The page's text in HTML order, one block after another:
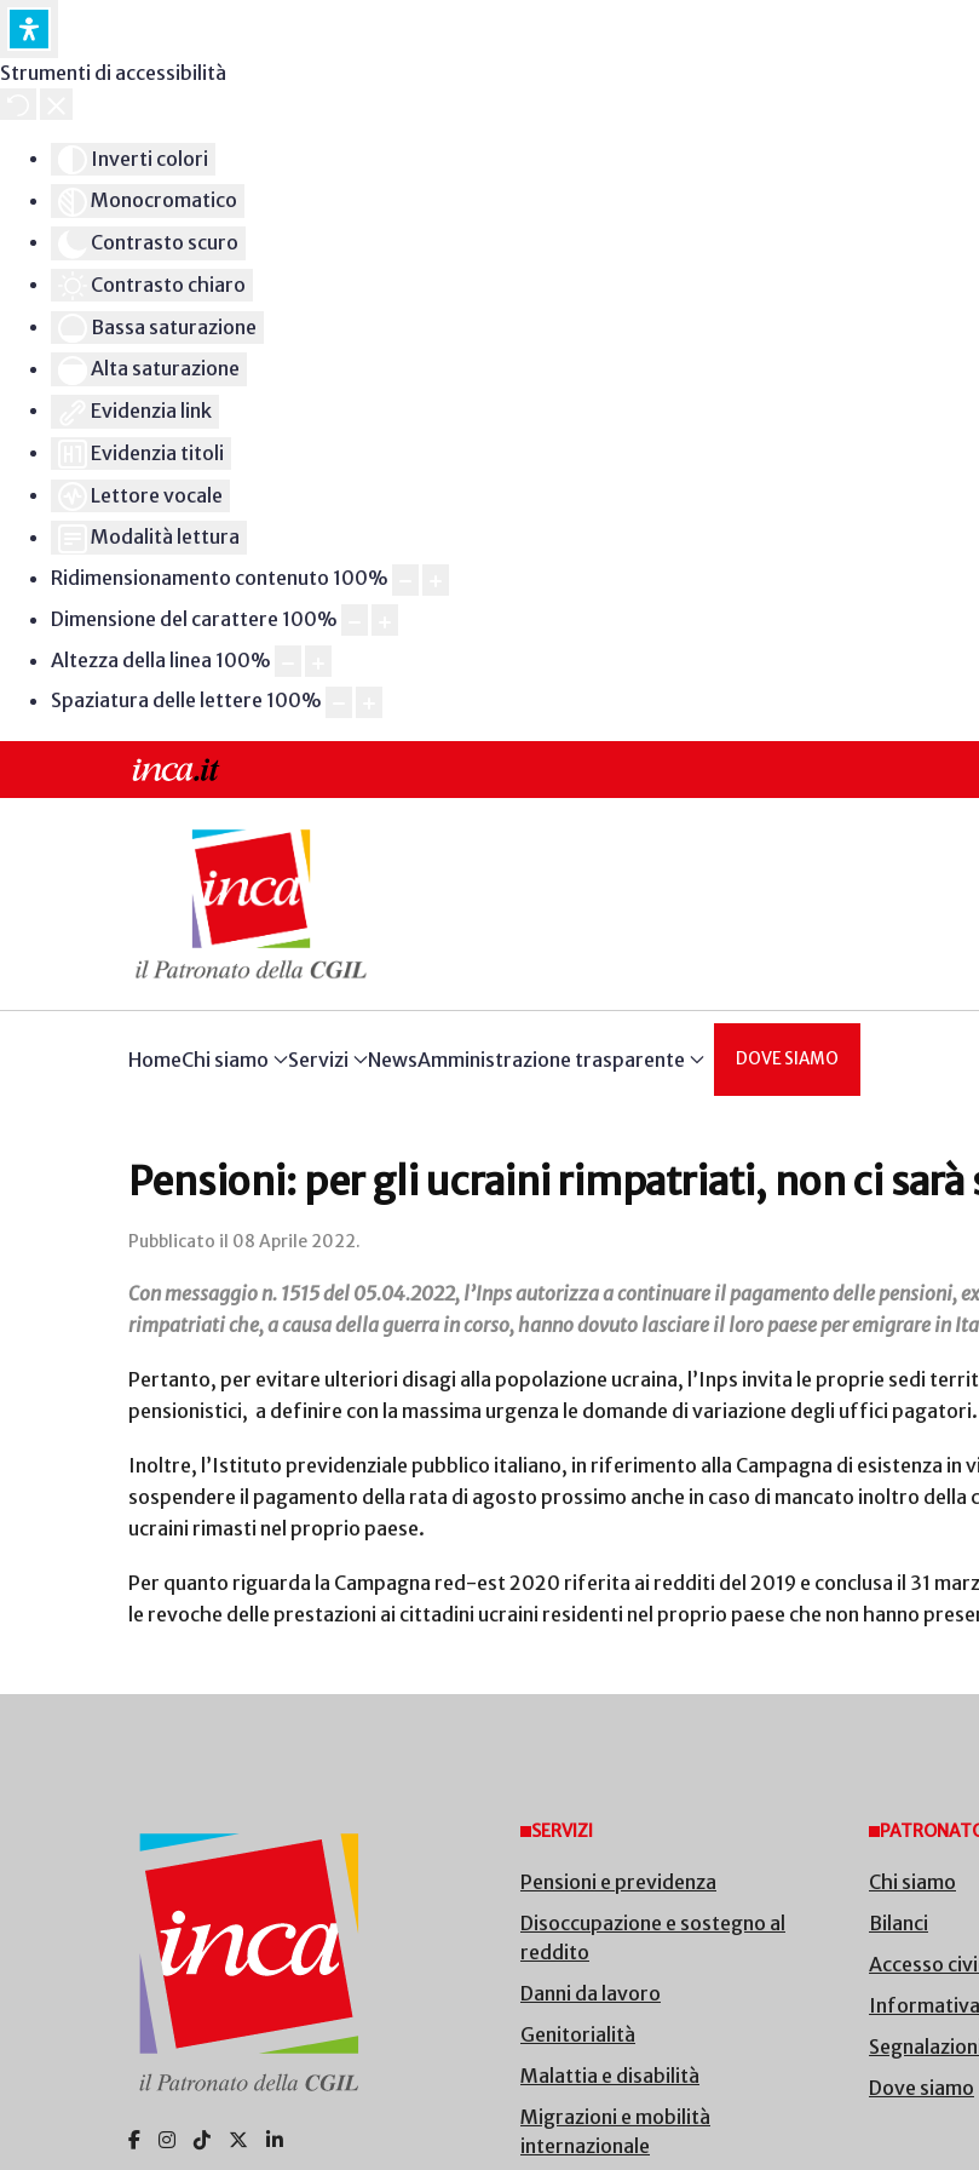
Strumenti di accessibilità
Inverti colori
Monocromatico
Contrasto scuro
Contrasto chiaro
Bassa saturazione
Alta saturazione
Evidenzia link
Evidenzia titoli
Lettore vocale
Modalità lettura
Ridimensionamento contenuto 100%
Dimensione del carattere 100%
Altezza della linea 100%
Spaziatura delle lettere 100%
HomeChi siamo Servizi NewsAmministrazione trasparente DOVE SIAMO
Pensioni: per gli ucraini rimpatriati, non ci
Pubblicato il 08 Aprile 2022.
Con messaggio n. 1515 del 05.04.2022, l’Inps autorizza a continuare il pagamento delle
rimpatriati che, a causa della guerra in corso, hanno dovuto lasciare il loro paese per emigrare in
Pertanto, per evitare ulteriori disagi alla popolazione ucraina, l’Inps invita le proprie sedi
pensionistici, a definire con la massima urgenza le domande di variazione degli uffici pagatori.
Inoltre, l’Istituto previdenziale pubblico italiano, in riferimento alla Campagna di esistenza in
sospendere il pagamento della rata di agosto prossimo anche in caso di mancato inoltro
ucraini rimasti nel proprio paese.
Per quanto riguarda la Campagna red-est 2020 riferita ai redditi del 2019 e conclusa il 31
le revoche delle prestazioni ai cittadini ucraini residenti nel proprio paese che non hanno
SERVIZI
Pensioni e previdenza
Disoccupazione e sostegno al
reddito
Danni da lavoro
Genitorialità
Malattia e disabilità
Migrazioni e mobilità
internazionale
Chi siamo
Bilanci
Accesso
Dove siamo